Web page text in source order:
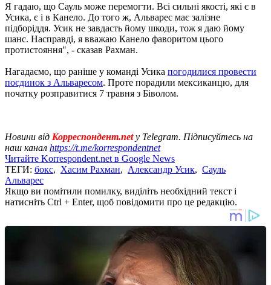
Я гадаю, що Сауль може перемогти. Всі сильні якості, які є в
Усика, є і в Канело. До того ж, Альварес має залізне
підборіддя. Усик не завдасть йому шкоди, тож я даю йому
шанс. Насправді, я вважаю Канело фаворитом цього
протистояння", - сказав Рахман.
Нагадаємо, що раніше у команді Усика погодилися провести
поєдинок з Альваресом. Проте порадили мексиканцю, для
початку розправитися 7 травня з Біволом.
Новини від Корреспондент.netу Telegram. Підписуйтесь на
наш канал https://t.me/korrespondentnet
Читайте Korrespondent.net в Google News
ТЕГИ: бокс, Хасим Рахман, Александр Усик, Сауль
Альварес
Якщо ви помітили помилку, виділіть необхідний текст і
натисніть Ctrl + Enter, щоб повідомити про це редакцію.